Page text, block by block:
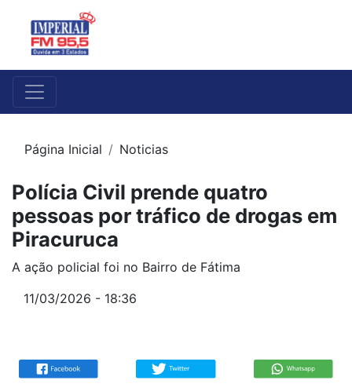
Página Inicial Noticias
Polícia Civil prende quatro
pessoas por tráfico de drogas em
Piracuruca
A ação policial foi no Bairro de Fátima
11/03/2026 - 18:36